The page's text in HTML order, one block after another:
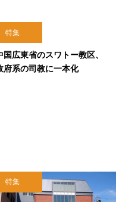
特集
2019.01.26
国広東省のスワトー教区、
府系の司教に一本化
特集